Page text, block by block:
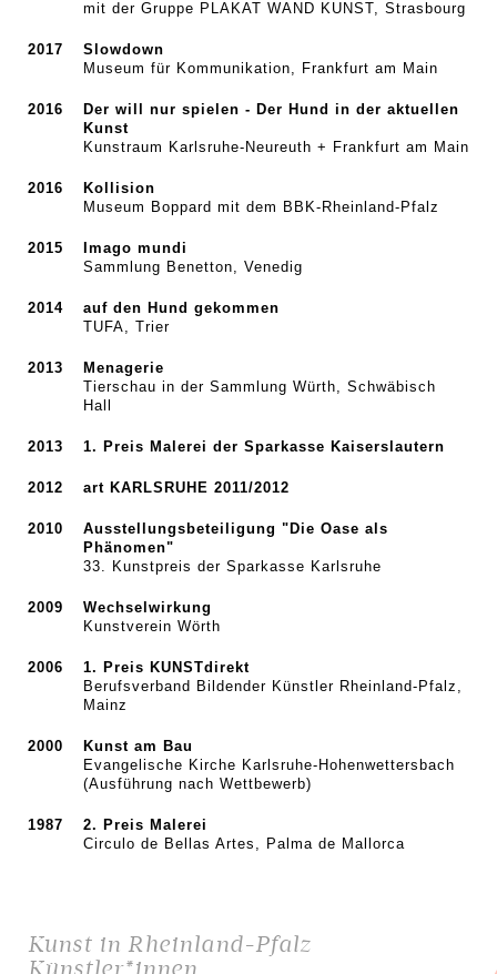
mit der Gruppe PLAKAT WAND KUNST, Strasbourg
2017
Slowdown
Museum für Kommunikation, Frankfurt am Main
2016
Der will nur spielen - Der Hund in der aktuellen
Kunst
Kunstraum Karlsruhe-Neureuth + Frankfurt am Main
2016
Kollision
Museum Boppard mit dem BBK-Rheinland-Pfalz
2015
Imago mundi
Sammlung Benetton, Venedig
2014
auf den Hund gekommen
TUFA, Trier
2013
Menagerie
Tierschau in der Sammlung Würth, Schwäbisch
Hall
2013 1. Preis Malerei der Sparkasse Kaiserslautern
2012 art KARLSRUHE 2011/2012
2010
Ausstellungsbeteiligung "Die Oase als
Phänomen"
33. Kunstpreis der Sparkasse Karlsruhe
2009
Wechselwirkung
Kunstverein Wörth
2006
1. Preis KUNSTdirekt
Berufsverband Bildender Künstler Rheinland-Pfalz,
Mainz
2000
Kunst am Bau
Evangelische Kirche Karlsruhe-Hohenwettersbach
(Ausführung nach Wettbewerb)
1987
2. Preis Malerei
Circulo de Bellas Artes, Palma de Mallorca
Kunst in Rheinland-Pfalz